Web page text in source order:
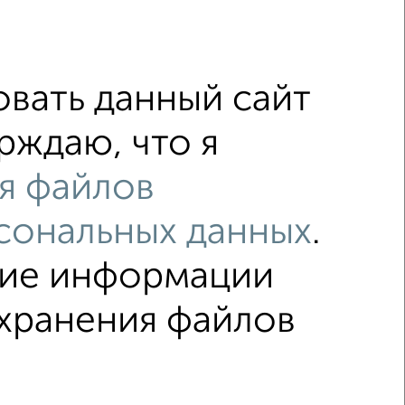
с центральным отоплением
с раздельным санузлом
данный сайт
что я
файлов
данных.
информации
файлов